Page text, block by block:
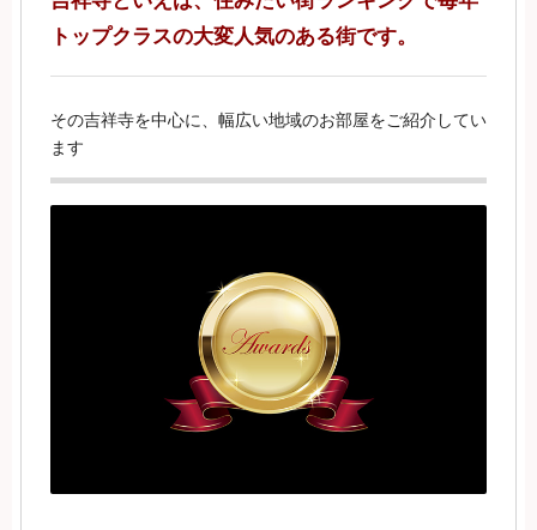
トップクラスの大変人気のある街です。
その吉祥寺を中心に、幅広い地域のお部屋をご紹介してい
ます